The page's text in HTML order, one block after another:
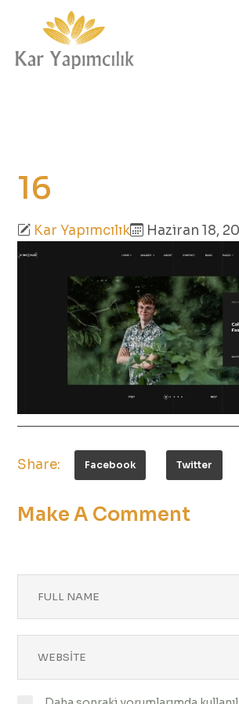
16
Kar Yapımcılık Haziran 18,
Share: Facebook Twitter
Make A Comment